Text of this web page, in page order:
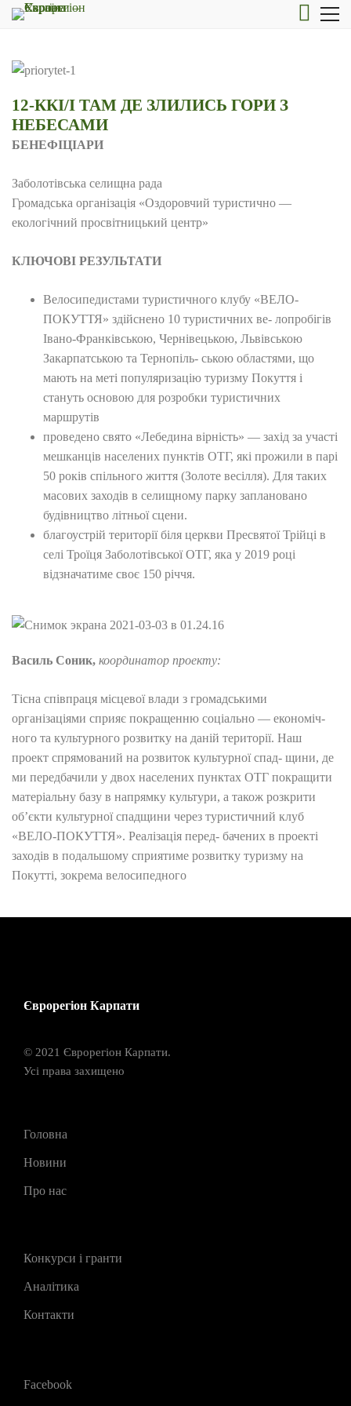
12-ККІ/І ТАМ ДЕ ЗЛИЛИСЬ ГОРИ З
НЕБЕСАМИ
БЕНЕФІЦІАРИ
Заболотівська селищна рада
Громадська організація «Оздоровчий туристично —
екологічний просвітницький центр»
КЛЮЧОВІ РЕЗУЛЬТАТИ
Велосипедистами туристичного клубу «ВЕЛО-
ПОКУТТЯ» здійснено 10 туристичних ве- лопробігів
Івано-Франківською, Чернівецькою, Львівською
Закарпатською та Тернопіль- ською областями, що
мають на меті популяризацію туризму Покуття і
стануть основою для розробки туристичних
маршрутів
проведено свято «Лебедина вірність» — захід за участі
мешканців населених пунктів ОТГ, які прожили в парі
50 років спільного життя (Золоте весілля). Для таких
масових заходів в селищному парку заплановано
будівництво літньої сцени.
благоустрій території біля церкви Пресвятої Трійці в
селі Троїця Заболотівської ОТГ, яка у 2019 році
відзначатиме своє 150 річчя.
Василь Соник, координатор проекту:
Тісна співпраця місцевої влади з громадськими
організаціями сприяє покращенню соціально — економіч-
ного та культурного розвитку на даній території. Наш
проект спрямований на розвиток культурної спад- щини, де
ми передбачили у двох населених пунктах ОТГ покращити
матеріальну базу в напрямку культури, а також розкрити
об’єкти культурної спадщини через туристичний клуб
«ВЕЛО-ПОКУТТЯ». Реалізація перед- бачених в проекті
заходів в подальшому сприятиме розвитку туризму на
Покутті, зокрема велосипедного
Єврорегіон Карпати
© 2021 Єврорегіон Карпати.
Усі права захищено
Головна
Новини
Про нас
Конкурси і гранти
Аналітика
Контакти
Facebook